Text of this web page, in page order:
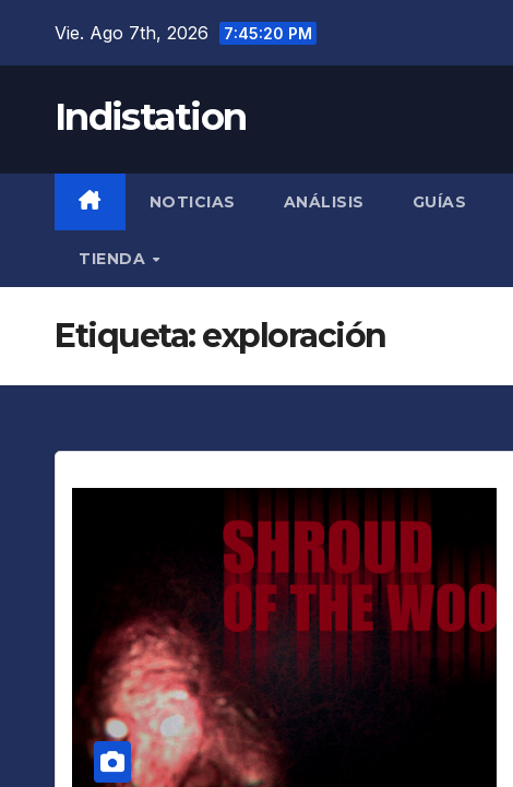
Vie. Ago 7th, 2026 7:45:21 PM
Indistation
NOTICIAS ANÁLISIS GUÍAS
TIENDA
Etiqueta:exploración